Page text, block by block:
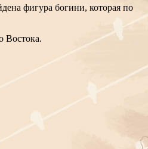
фигура богини, которая по
Востока.